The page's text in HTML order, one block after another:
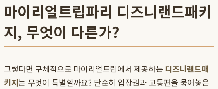
마이리얼트립파리 디즈니랜드패키
지, 무엇이 다른가?
그렇다면 구체적으로 마이리얼트립에서 제공하는 디즈니랜드패
키지는 무엇이 특별할까요? 단순히 입장권과 교통편을 묶어놓은